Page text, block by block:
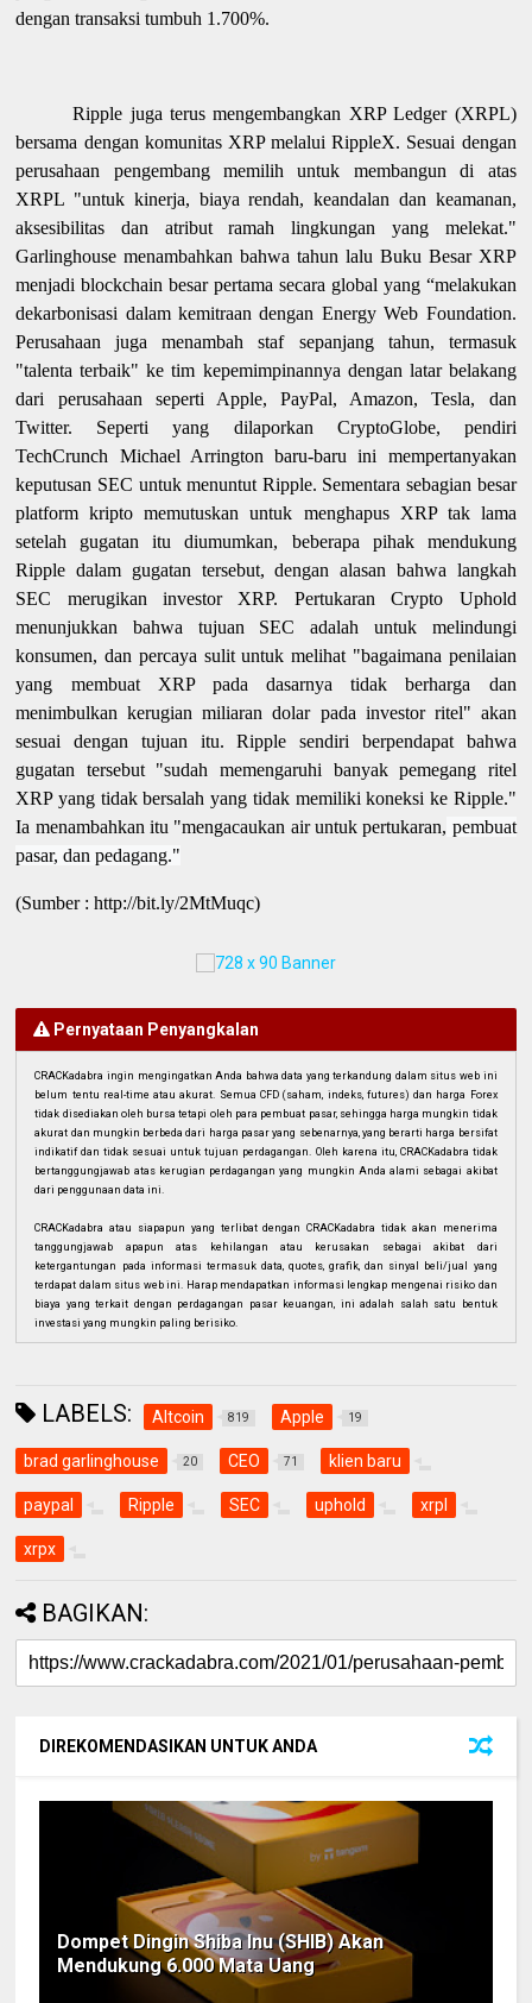
dengan transaksi tumbuh 1.700%.
Ripple juga terus mengembangkan XRP Ledger (XRPL)
bersama dengan komunitas XRP melalui RippleX. Sesuai dengan
perusahaan pengembang memilih untuk membangun di atas
XRPL "untuk kinerja, biaya rendah, keandalan dan keamanan,
aksesibilitas dan atribut ramah lingkungan yang melekat."
Garlinghouse menambahkan bahwa tahun lalu Buku Besar XRP
menjadi blockchain besar pertama secara global yang “melakukan
dekarbonisasi dalam kemitraan dengan Energy Web Foundation.
Perusahaan juga menambah staf sepanjang tahun, termasuk
"talenta terbaik" ke tim kepemimpinannya dengan latar belakang
dari perusahaan seperti Apple, PayPal, Amazon, Tesla, dan
Twitter. Seperti yang dilaporkan CryptoGlobe, pendiri
TechCrunch Michael Arrington baru-baru ini mempertanyakan
keputusan SEC untuk menuntut Ripple. Sementara sebagian besar
platform kripto memutuskan untuk menghapus XRP tak lama
setelah gugatan itu diumumkan, beberapa pihak mendukung
Ripple dalam gugatan tersebut, dengan alasan bahwa langkah
SEC merugikan investor XRP. Pertukaran Crypto Uphold
menunjukkan bahwa tujuan SEC adalah untuk melindungi
konsumen, dan percaya sulit untuk melihat "bagaimana penilaian
yang membuat XRP pada dasarnya tidak berharga dan
menimbulkan kerugian miliaran dolar pada investor ritel" akan
sesuai dengan tujuan itu. Ripple sendiri berpendapat bahwa
gugatan tersebut "sudah memengaruhi banyak pemegang ritel
XRP yang tidak bersalah yang tidak memiliki koneksi ke Ripple."
Ia menambahkan itu "mengacaukan air untuk pertukaran, pembuat
pasar, dan pedagang."
(Sumber : http://bit.ly/2MtMuqc)
Pernyataan Penyangkalan
CRACKadabra ingin mengingatkan Anda bahwa data yang terkandung dalam situs web ini
belum tentu real-time atau akurat. Semua CFD (saham, indeks, futures) dan harga Forex
tidak disediakan oleh bursa tetapi oleh para pembuat pasar, sehingga harga mungkin tidak
akurat dan mungkin berbeda dari harga pasar yang sebenarnya, yang berarti harga bersifat
indikatif dan tidak sesuai untuk tujuan perdagangan. Oleh karena itu, CRACKadabra tidak
bertanggungjawab atas kerugian perdagangan yang mungkin Anda alami sebagai akibat
dari penggunaan data ini.
CRACKadabra atau siapapun yang terlibat dengan CRACKadabra tidak akan menerima
tanggungjawab apapun atas kehilangan atau kerusakan sebagai akibat dari
ketergantungan pada informasi termasuk data, quotes, grafik, dan sinyal beli/jual yang
terdapat dalam situs web ini. Harap mendapatkan informasi lengkap mengenai risiko dan
biaya yang terkait dengan perdagangan pasar keuangan, ini adalah salah satu bentuk
investasi yang mungkin paling berisiko.
LABELS: Altcoin 819 Apple 19
brad garlinghouse 20 CEO 71 klien baru
paypal Ripple SEC uphold xrpl
xrpx
BAGIKAN:
DIREKOMENDASIKAN UNTUK ANDA
Dompet Dingin Shiba Inu (SHIB) Akan
Mendukung 6.000 Mata Uang